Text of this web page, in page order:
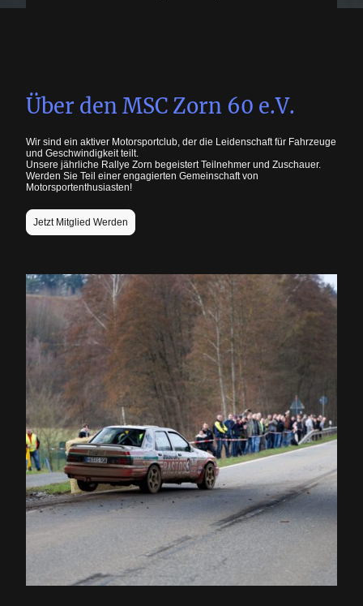
Über den MSC Zorn 60 e.V.
Wir sind ein aktiver Motorsportclub, der die Leidenschaft für Fahrzeuge
und Geschwindigkeit teilt.
Unsere jährliche Rallye Zorn begeistert Teilnehmer und Zuschauer.
Werden Sie Teil einer engagierten Gemeinschaft von
Motorsportenthusiasten!
Jetzt Mitglied Werden